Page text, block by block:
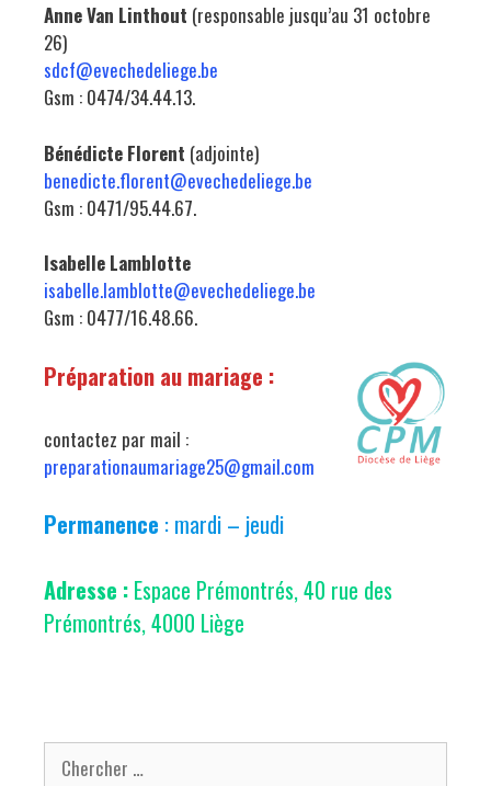
Anne Van Linthout (responsable jusqu’au 31 octobre
26)
sdcf@evechedeliege.be
Gsm : 0474/34.44.13.
Bénédicte Florent (adjointe)
benedicte.florent@evechedeliege.be
Gsm : 0471/95.44.67.
Isabelle Lamblotte
isabelle.lamblotte@evechedeliege.be
Gsm : 0477/16.48.66.
Préparation au mariage :
contactez par mail :
preparationaumariage25@gmail.com
Permanence : mardi – jeudi
Adresse : Espace Prémontrés, 40 rue des
Prémontrés, 4000 Liège
Chercher pour: